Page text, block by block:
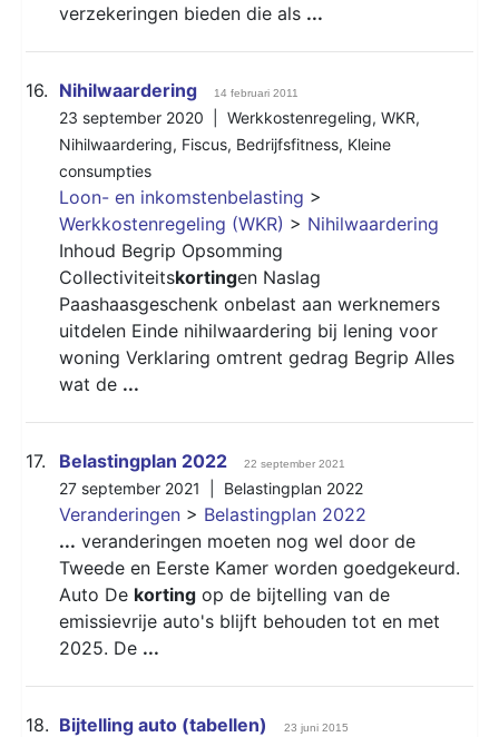
verzekeringen bieden die als ...
16. Nihilwaardering 14 februari 2011
23 september 2020 | Werkkostenregeling, WKR,
Nihilwaardering, Fiscus, Bedrijfsfitness, Kleine
consumpties
Loon- en inkomstenbelasting >
Werkkostenregeling (WKR) > Nihilwaardering
Inhoud Begrip Opsomming
Collectiviteitskortingen Naslag
Paashaasgeschenk onbelast aan werknemers
uitdelen Einde nihilwaardering bij lening voor
woning Verklaring omtrent gedrag Begrip Alles
wat de ...
17. Belastingplan 2022 22 september 2021
27 september 2021 | Belastingplan 2022
Veranderingen > Belastingplan 2022
... veranderingen moeten nog wel door de
Tweede en Eerste Kamer worden goedgekeurd.
Auto De korting op de bijtelling van de
emissievrije auto's blijft behouden tot en met
2025. De ...
18. Bijtelling auto (tabellen) 23 juni 2015